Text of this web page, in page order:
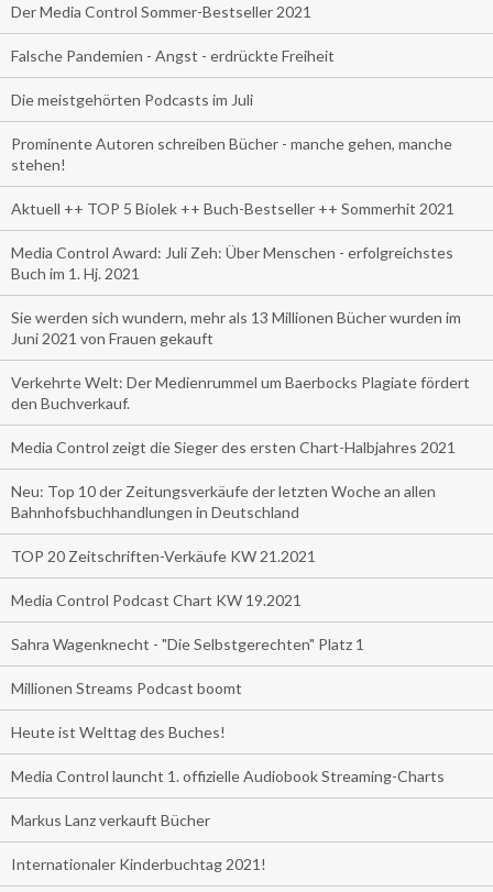
Der Media Control Sommer-Bestseller 2021
Falsche Pandemien - Angst - erdrückte Freiheit
Die meistgehörten Podcasts im Juli
Prominente Autoren schreiben Bücher - manche gehen, manche
stehen!
Aktuell ++ TOP 5 Biolek ++ Buch-Bestseller ++ Sommerhit 2021
Media Control Award: Juli Zeh: Über Menschen - erfolgreichstes
Buch im 1. Hj. 2021
Sie werden sich wundern, mehr als 13 Millionen Bücher wurden im
Juni 2021 von Frauen gekauft
Verkehrte Welt: Der Medienrummel um Baerbocks Plagiate fördert
den Buchverkauf.
Media Control zeigt die Sieger des ersten Chart-Halbjahres 2021
Neu: Top 10 der Zeitungsverkäufe der letzten Woche an allen
Bahnhofsbuchhandlungen in Deutschland
TOP 20 Zeitschriften-Verkäufe KW 21.2021
Media Control Podcast Chart KW 19.2021
Sahra Wagenknecht - "Die Selbstgerechten" Platz 1
Millionen Streams Podcast boomt
Heute ist Welttag des Buches!
Media Control launcht 1. offizielle Audiobook Streaming-Charts
Markus Lanz verkauft Bücher
Internationaler Kinderbuchtag 2021!